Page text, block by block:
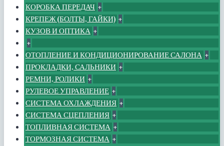
КОРОБКА ПЕРЕДАЧ +
КРЕПЕЖ (БОЛТЫ, ГАЙКИ) +
КУЗОВ И ОПТИКА +
+
ОТОПЛЕНИЕ И КОНДИЦИОНИРОВАНИЕ САЛОНА +
ПРОКЛАДКИ, САЛЬНИКИ +
РЕМНИ, РОЛИКИ +
РУЛЕВОЕ УПРАВЛЕНИЕ +
СИСТЕМА ОХЛАЖДЕНИЯ +
СИСТЕМА СЦЕПЛЕНИЯ +
ТОПЛИВНАЯ СИСТЕМА +
ТОРМОЗНАЯ СИСТЕМА +